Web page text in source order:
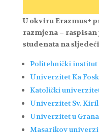
U okviru Erazmus+
razmjena –
studenata na
Politehnički institut
Univerzitet Ka
Katolički
Univerzitet Sv.
Univerzitet u
Masarikov